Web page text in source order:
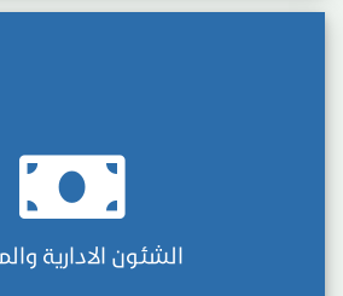
الشئون الادارية